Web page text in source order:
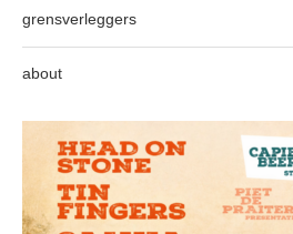
grensverleggers
about